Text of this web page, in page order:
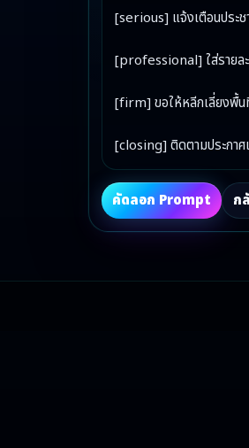
[serious] แจ้งเตือนประช
[professional] ใส่รายล
[firm] ขอให้หลีกเลี่ยงพื้น
[closing] ติดตามประกาศ
คัดลอก Prompt ก